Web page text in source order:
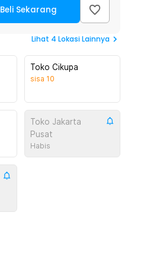
Beli Sekarang
Lihat 4 Lokasi Lainnya
Toko Cikupa
sisa 10
Toko Jakarta
Pusat
Habis